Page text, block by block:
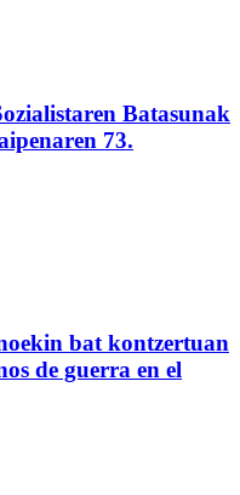
Batasunak
73.
bat kontzertuan
de guerra en el